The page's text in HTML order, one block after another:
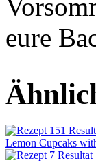
eure
Lemon Cupcaks